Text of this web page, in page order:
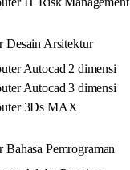
Desain Arsitektur
Autocad 2 dimensi
Autocad 3 dimensi
3Ds MAX
Pemrograman